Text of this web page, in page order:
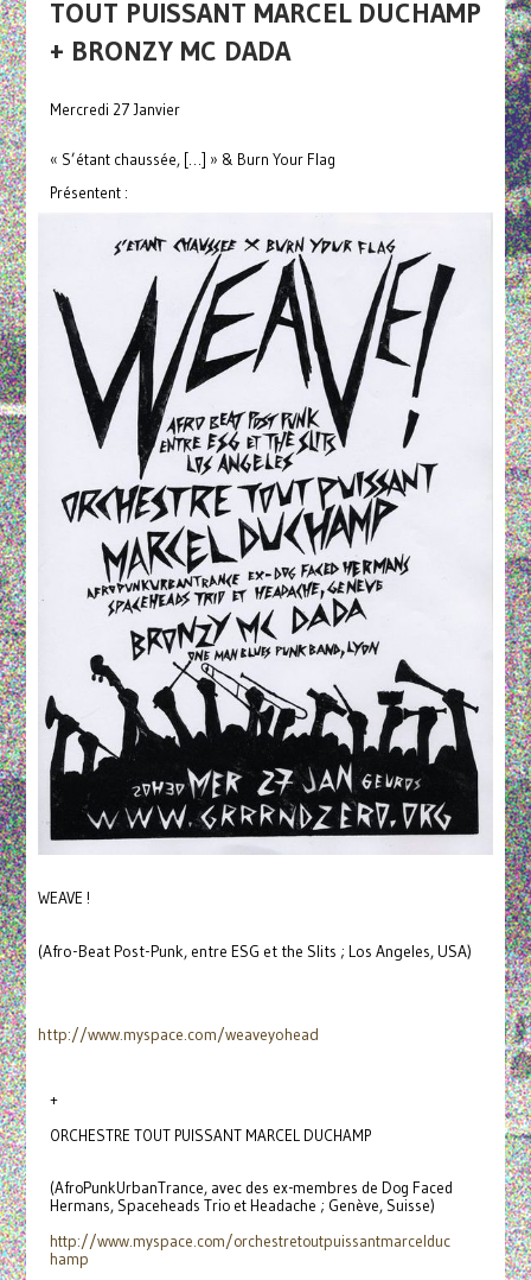
TOUT PUISSANT MARCEL DUCHAMP
+ BRONZY MC DADA
Mercredi 27 Janvier
« S’étant chaussée, […] » & Burn Your Flag
Présentent :
WEAVE !
(Afro-Beat Post-Punk, entre ESG et the Slits ; Los Angeles, USA)
http://www.myspace.com/weaveyohead
+
ORCHESTRE TOUT PUISSANT MARCEL DUCHAMP
(AfroPunkUrbanTrance, avec des ex-membres de Dog Faced
Hermans, Spaceheads Trio et Headache ; Genève, Suisse)
http://www.myspace.com/orchestretoutpuissantmarcelduc
hamp